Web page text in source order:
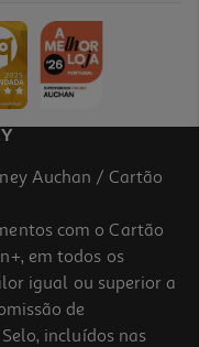
Auchan / Cartão
com o Cartão
em todos os
igual ou superior a
de
incluídos nas